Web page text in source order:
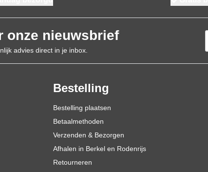
onze nieuwsbrief
advies direct in je inbox.
Bestelling
Bestelling plaatsen
Betaalmethoden
Verzenden & Bezorgen
Afhalen in Berkel en Rodenrijs
Retourneren